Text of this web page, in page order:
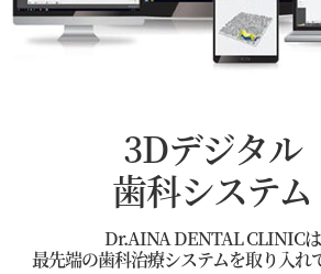
3Dデジタル
歯科システム
Dr.AINA DENTAL CLINICは
最先端の歯科治療システムを取り入れ